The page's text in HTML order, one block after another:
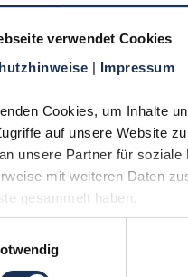
verwendet Cookies
| Impressum
Cookies, um Inhalte
auf unsere Website
unsere Partner für
mit weiteren Daten
gesammelt haben.